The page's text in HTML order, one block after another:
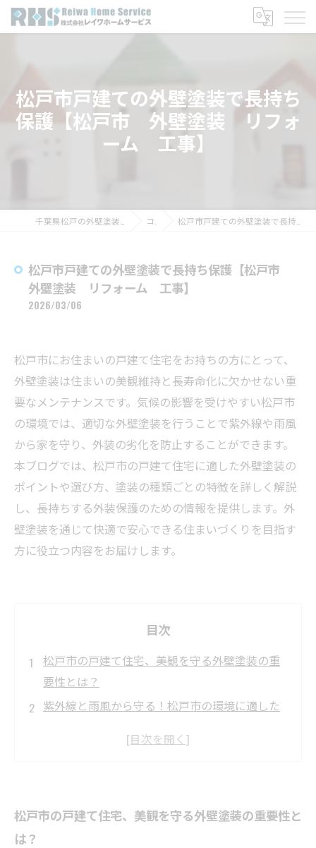
松戸市戸建ての外壁塗装で長持ち
保護【松戸市 外壁塗装 リフォ
ーム 工事】
コラム 松戸市戸建ての外壁塗装で長持ち保護【松戸市 外壁塗装 リフォーム 工事】
松戸市戸建ての外壁塗装で長持ち保護【松戸市
外壁塗装 リフォーム 工事】
2026/03/06
松戸市にお住まいの戸建て住宅をお持ちの方にとって、
外壁塗装は住まいの美観維持と長寿命化に欠かせない重
要なメンテナンスです。気候の影響を受けやすい松戸市
の環境では、適切な外壁塗装を行うことで紫外線や雨風
から家を守り、外装の劣化を防止することができます。
本ブログでは、松戸市の戸建て住宅に適した外壁塗装の
ポイントや選び方、塗装の種類ごとの特徴を詳しく解説
し、長持ちする外装保護のための情報を提供します。外
壁塗装を通じて快適で安心できる住まいづくりを目指す
方に役立つ内容をお届けします。
目次
松戸市の戸建て住宅、美観を守る外壁塗装の重
要性とは？
紫外線と雨風から守る！松戸市の環境に適した
外壁塗装の種類別特徴を徹底解説：松戸市の戸
る外壁塗装の秘訣とは？
松戸市の戸建て住宅、美観を守る外壁塗装の重要性と
は？